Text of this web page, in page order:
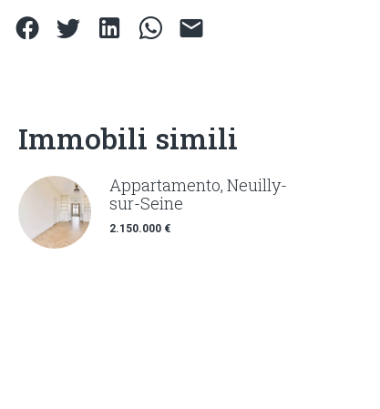
Immobili simili
Appartamento, Neuilly-
sur-Seine
2.150.000 €